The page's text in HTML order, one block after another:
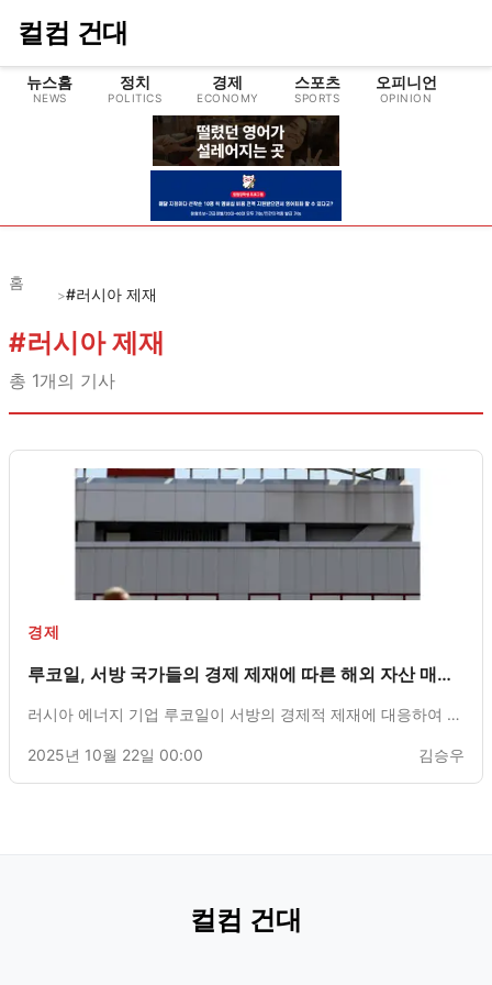
컬컴 건대
뉴스홈
NEWS
정치
POLITICS
경제
ECONOMY
스포츠
SPORTS
오피니언
OPINION
홈
>#러시아 제재
#러시아 제재
총 1개의 기사
경제
루코일, 서방 국가들의 경제 제재에 따른 해외 자산 매각
러시아 에너지 기업 루코일이 서방의 경제적 제재에 대응하여 해
부 산하 해외자산통제국(OFAC)에서 발행한 정리 면허에 기초하
여 진행될 예정입니다.
2025년 10월 22일 00:00 김승우
컬컴 건대